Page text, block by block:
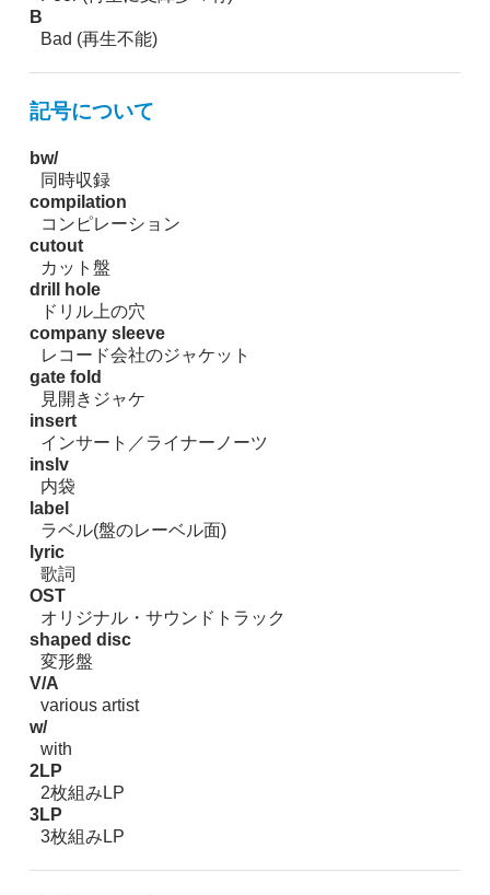
B
Bad (再生不能)
記号について
bw/
同時収録
compilation
コンピレーション
cutout
カット盤
drill hole
ドリル上の穴
company sleeve
レコード会社のジャケット
gate fold
見開きジャケ
insert
インサート／ライナーノーツ
inslv
内袋
label
ラベル(盤のレーベル面)
lyric
歌詞
OST
オリジナル・サウンドトラック
shaped disc
変形盤
V/A
various artist
w/
with
2LP
2枚組みLP
3LP
3枚組みLP